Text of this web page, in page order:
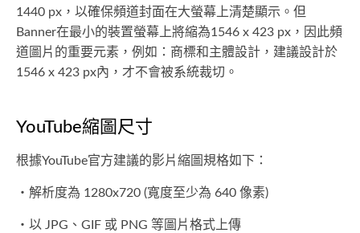
1440 px，以確保頻道封面在大螢幕上清楚顯示。但
Banner在最小的裝置螢幕上將縮為1546 x 423 px，因此頻
道圖片的重要元素，例如：商標和主體設計，建議設計於
1546 x 423 px內，才不會被系統裁切。
YouTube縮圖尺寸
根據YouTube官方建議的影片縮圖規格如下：
・解析度為 1280x720 (寬度至少為 640 像素)
・以 JPG、GIF 或 PNG 等圖片格式上傳